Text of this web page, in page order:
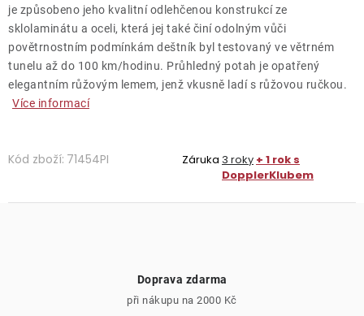
je způsobeno jeho kvalitní odlehčenou konstrukcí ze
sklolaminátu a oceli, která jej také činí odolným vůči
povětrnostním podmínkám deštník byl testovaný ve větrném
tunelu až do 100 km/hodinu. Průhledný potah je opatřený
elegantním růžovým lemem, jenž vkusně ladí s růžovou ručkou.
Více informací
Kód zboží: 71454PI Záruka 3 roky + 1 rok s
DopplerKlubem
Doprava zdarma
při nákupu na 2000 Kč